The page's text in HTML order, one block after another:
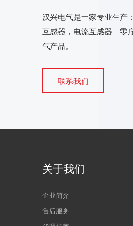
汉兴电气是一家专业生产
互感器，电流互感器，零
气产品。
联系我们
关于我们
企业简介
售后服务